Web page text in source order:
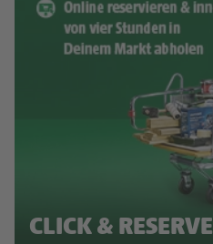
CLICK & RESERVE